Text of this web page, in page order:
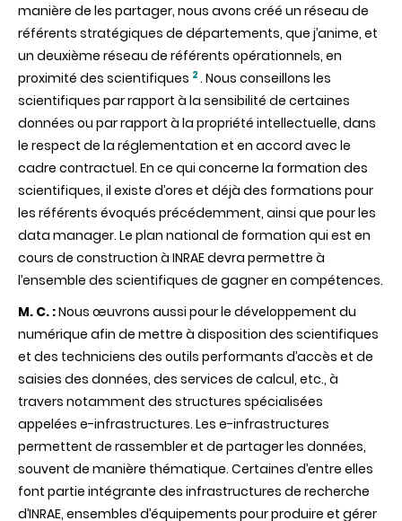
manière de les partager, nous avons créé un réseau de
référents stratégiques de départements, que j’anime, et
un deuxième réseau de référents opérationnels, en
proximité des scientifiques 2 . Nous conseillons les
scientifiques par rapport à la sensibilité de certaines
données ou par rapport à la propriété intellectuelle, dans
le respect de la réglementation et en accord avec le
cadre contractuel. En ce qui concerne la formation des
scientifiques, il existe d’ores et déjà des formations pour
les référents évoqués précédemment, ainsi que pour les
data manager. Le plan national de formation qui est en
cours de construction à INRAE devra permettre à
l’ensemble des scientifiques de gagner en compétences.
M. C. :Nous œuvrons aussi pour le développement du
numérique afin de mettre à disposition des scientifiques
et des techniciens des outils performants d’accès et de
saisies des données, des services de calcul, etc., à
travers notamment des structures spécialisées
appelées e-infrastructures. Les e-infrastructures
permettent de rassembler et de partager les données,
souvent de manière thématique. Certaines d’entre elles
font partie intégrante des infrastructures de recherche
d’INRAE, ensembles d’équipements pour produire et gérer